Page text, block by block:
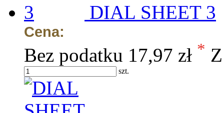
DIAL SHEET 3
Cena:
Bez podatku 17,97 zł *
szt.